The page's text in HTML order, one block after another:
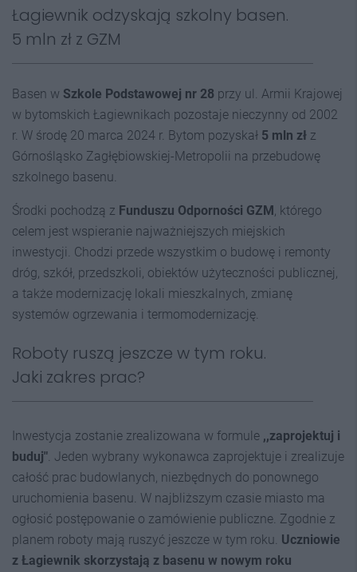
Łagiewnik odzyskają szkolny basen.
5 mln zł z GZM
Basen w Szkole Podstawowej nr 28 przy ul. Armii Krajowej
w bytomskich Łagiewnikach pozostaje nieczynny od 2002
r. W środę 20 marca 2024 r. Bytom pozyskał 5 mln zł z
Górnośląsko Zagłębiowskiej-Metropolii na przebudowę
szkolnego basenu.
Środki pochodzą z Funduszu Odporności GZM , którego
celem jest wspieranie najważniejszych miejskich
inwestycji. Chodzi przede wszystkim o budowę i remonty
dróg, szkół, przedszkoli, obiektów użyteczności publicznej,
a także modernizację lokali mieszkalnych, zmianę
systemów ogrzewania i termomodernizację.
Roboty ruszą jeszcze w tym roku.
Jaki zakres prac?
Inwestycja zostanie zrealizowana w formule ,,zaprojektuj i
buduj" . Jeden wybrany wykonawca zaprojektuje i zrealizuje
całość prac budowlanych, niezbędnych do ponownego
uruchomienia basenu. W najbliższym czasie miasto ma
ogłosić postępowanie o zamówienie publiczne. Zgodnie z
planem roboty mają ruszyć jeszcze w tym roku. Uczniowie
z Łagiewnik skorzystają z basenu w nowym roku